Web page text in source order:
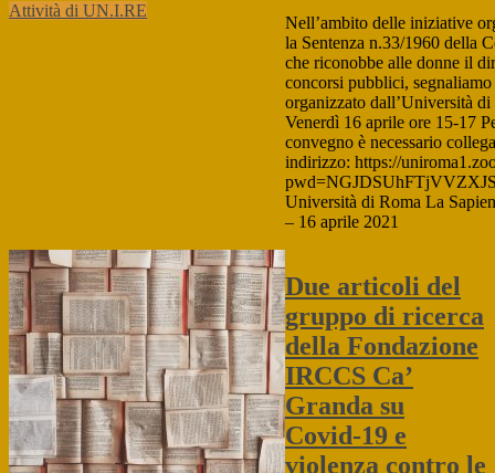
Attività di UN.I.RE
Nell’ambito delle iniziative
la Sentenza n.33/1960 della
che riconobbe alle donne il
concorsi pubblici,
organizzato dall’Università
Venerdì 16 aprile ore 15-17
convegno è necessario
indirizzo: https://
Università di Roma La
– 16 aprile 2021
Due articoli del
gruppo di ricerca
della Fondazione
IRCCS Ca’
Granda su
Covid-19 e
violenza contro le